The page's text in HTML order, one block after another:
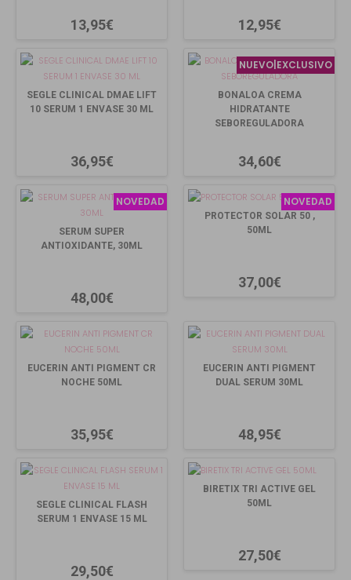
13,95€ 12,95€
SEGLE CLINICAL DMAE LIFT
10 SERUM 1 ENVASE 30 ML
36,95€
NUEVO|EXCLUSIVO
BONALOA CREMA
HIDRATANTE
SEBOREGULADORA
34,60€
NOVEDAD
SERUM SUPER
ANTIOXIDANTE, 30ML
48,00€
NOVEDAD
PROTECTOR SOLAR 50 ,
50ML
37,00€
EUCERIN ANTI PIGMENT CR
NOCHE 50ML
35,95€
EUCERIN ANTI PIGMENT
DUAL SERUM 30ML
48,95€
SEGLE CLINICAL FLASH
SERUM 1 ENVASE 15 ML
29,50€
BIRETIX TRI ACTIVE GEL
50ML
27,50€